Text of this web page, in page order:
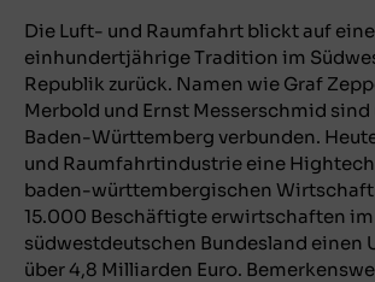
Die Luft- und Raumfahrt blickt auf
einhundertjährige Tradition im
Republik zurück. Namen wie Graf
Merbold und Ernst Messerschmid
Baden-Württemberg verbunden.
und Raumfahrtindustrie eine
baden-württembergischen
15.000 Beschäftigte erwirtschaften im
südwestdeutschen Bundesland einen
über 4,8 Milliarden Euro.